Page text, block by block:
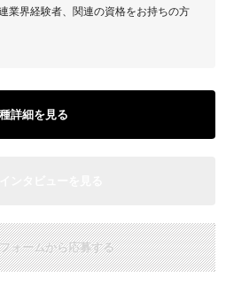
業界経験者、関連の資格をお持ちの方
詳細を見る
ォームから応募する